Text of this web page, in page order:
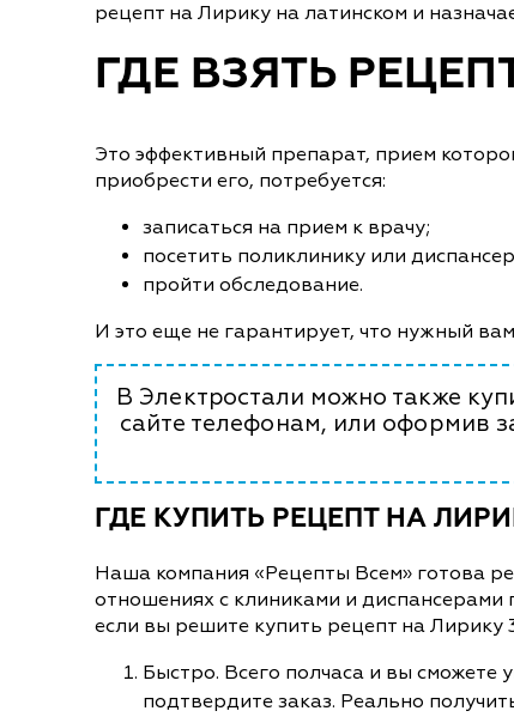
рецепт на Лирику на латинском и
ГДЕ ВЗЯТЬ
Это эффективный препарат, прием
приобрести его, потребуется:
записаться на прием к врачу;
посетить поликлинику или
пройти обследование.
И это еще не гарантирует, что нужный
В Электростали можно также
сайте телефонам, или оформив
ГДЕ КУПИТЬ РЕЦЕПТ НА
Наша компания «Рецепты Всем» готова
отношениях с клиниками и
если вы решите купить рецепт на Лирику
Быстро. Всего полчаса и вы сможете
подтвердите заказ. Реально